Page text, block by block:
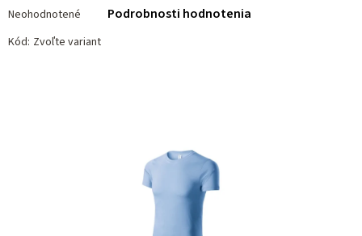
hodnotenie
produktu
Neohodnotené Podrobnosti hodnotenia
Kód: Zvoľte variant